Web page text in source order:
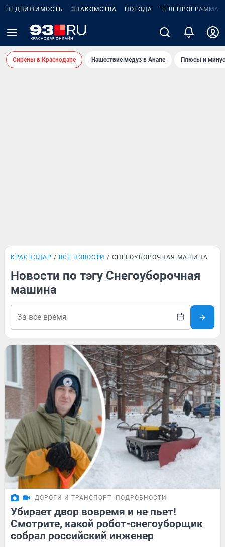
НЕДВИЖИМОСТЬ ЗНАКОМСТВА ПОГОДА ТЕЛЕПРОГРАММА
Сирены в Краснодаре Нашествие медуз в Анапе Плюсы и
КРАСНОДАР ВСЕ НОВОСТИ СНЕГОУБОРОЧНАЯ МАШИНА
Новости по тэгу Снегоуборочная
машина
ДОРОГИ И ТРАНСПОРТ ПОДРОБНОСТИ
Убирает двор вовремя и не пьет!
Смотрите, какой робот-снегоуборщик
собрал российский инженер